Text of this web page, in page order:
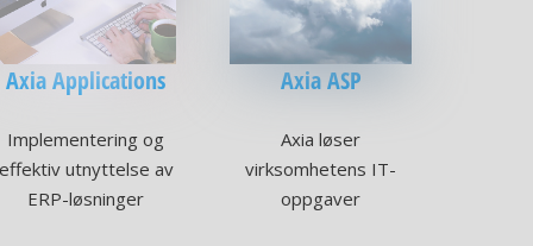
Axia Applications
Implementering og
utnyttelse av
ERP-løsninger
Axia ASP
Axia løser
virksomhetens IT-
oppgaver